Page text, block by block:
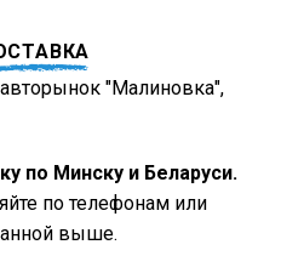
"Малиновка",
по Минску и Беларуси.
по телефонам или
выше.